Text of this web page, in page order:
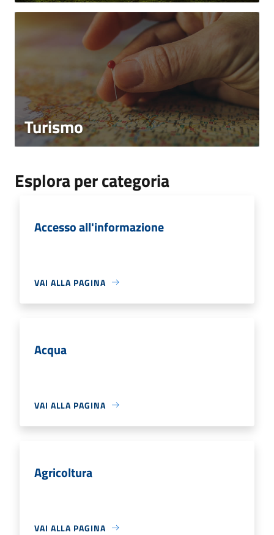
Turismo
Esplora per categoria
Accesso all'informazione
VAI ALLA PAGINA
Acqua
VAI ALLA PAGINA
Agricoltura
VAI ALLA PAGINA